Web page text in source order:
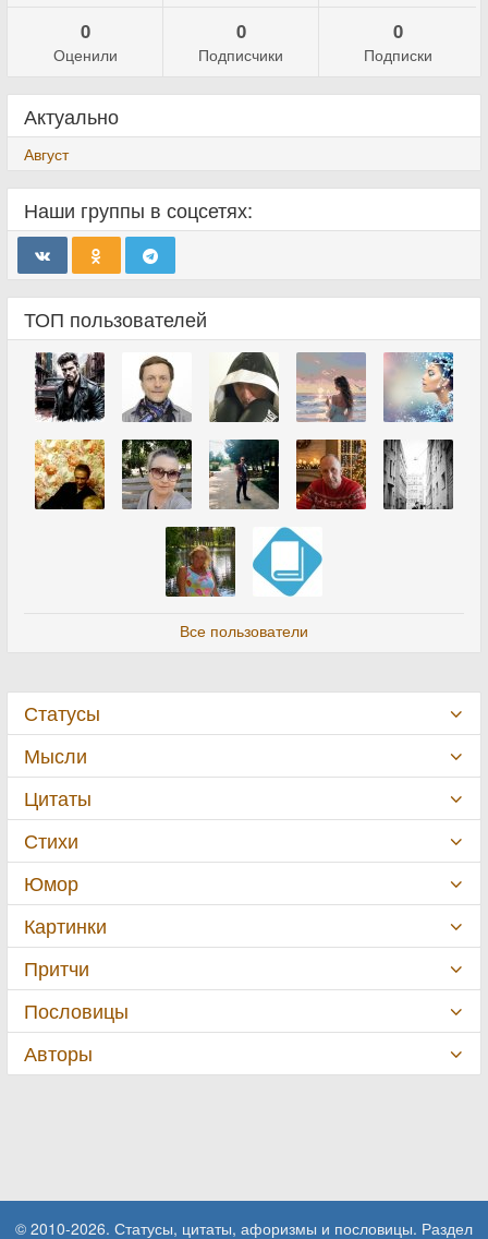
0
Оценили
0
Подписчики
0
Подписки
Актуально
Август
Наши группы в соцсетях:
ТОП пользователей
Все пользователи
Статусы
Мысли
Цитаты
Стихи
Юмор
Картинки
Притчи
Пословицы
Авторы
© 2010-2026. Статусы, цитаты, афоризмы и пословицы. Раздел